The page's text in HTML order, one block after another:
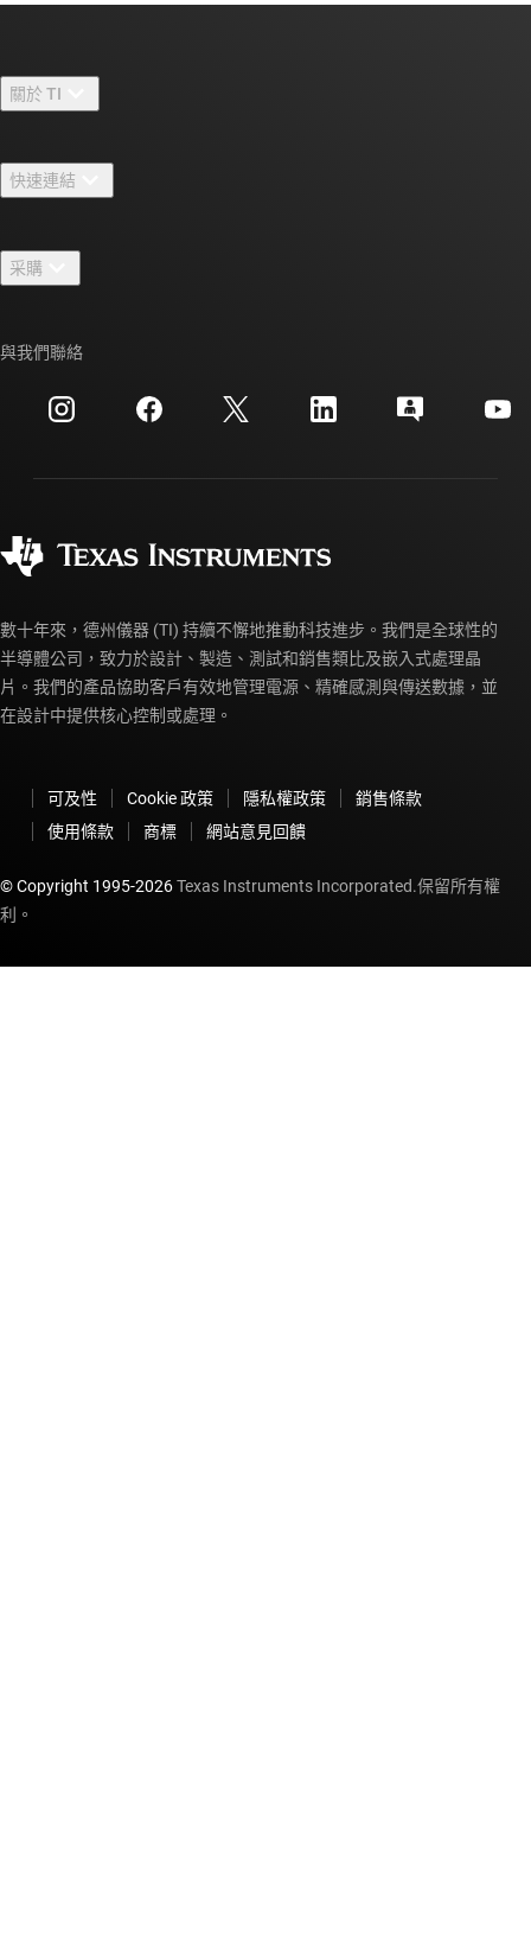
關於 TI
人才招募
新聞室
活動
投資人關系
快速連結
TI E2E™ 設計支援論壇
交互參考搜索
客戶支援中心
myTI 帳戶常見問題解答
采購
訂購 FAQ
與我們聯絡
數十年來，德州儀器 (TI) 持續不懈地推動科技進步。我們是全球性的
半導體公司，致力於設計、製造、測試和銷售類比及嵌入式處理晶
片。我們的產品協助客戶有效地管理電源、精確感測與傳送數據，並
在設計中提供核心控制或處理。
可及性 Cookie 政策 隱私權政策
銷售條款
使用條款
商標 網站意見回饋
© Copyright 1995-2026Texas Instruments Incorporated.保留所有權
利。